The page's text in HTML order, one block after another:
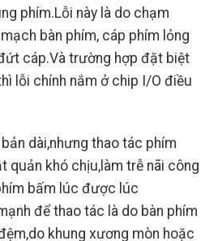
phím.Lỗi này là do chạm
bàn phím, cáp phím lỏng
cáp.Và trường hợp đặt biệt
lỗi chính nắm ở chip I/O điều
dài,nhưng thao tác phím
quản khó chịu,làm trễ nãi công
bấm lúc được lúc
để thao tác là do bàn phím
khung xương mòn hoặc